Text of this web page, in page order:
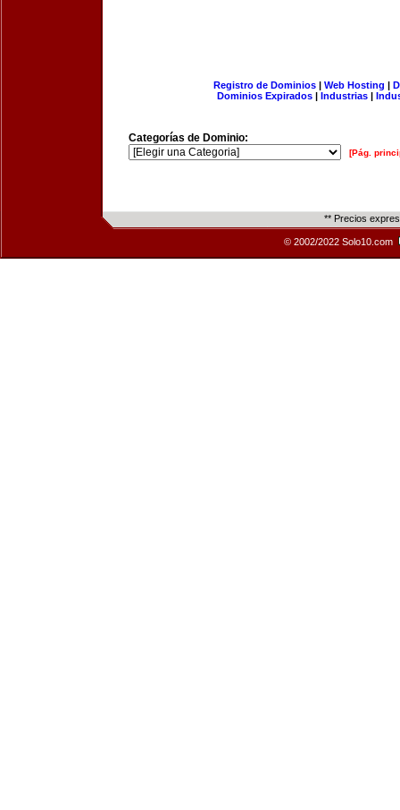
Registro de Dominios| Web Hosting |
Dominios Expirados | Industrias |
Categorías de Dominio:
[Pág.
** Precios
© 2002/2022 Solo10.com